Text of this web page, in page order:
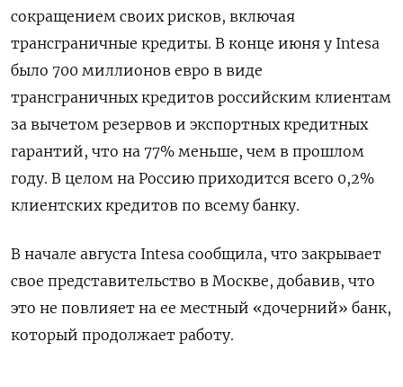
сокращением своих рисков, включая
трансграничные кредиты. В конце июня у Intesa
было 700 миллионов евро в виде
трансграничных кредитов российским клиентам
за вычетом резервов и экспортных кредитных
гарантий, что на 77% меньше, чем в прошлом
году. В целом на Россию приходится всего 0,2%
клиентских кредитов по всему банку.
В начале августа Intesa сообщила, что закрывает
свое представительство в Москве, добавив, что
это не повлияет на ее местный «дочерний» банк,
который продолжает работу.